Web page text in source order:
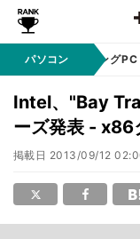
パソコン
PC本体 ゲーミングPC
Intel、"Bay
ーズ発表 - x86
掲載日 2013/09/12